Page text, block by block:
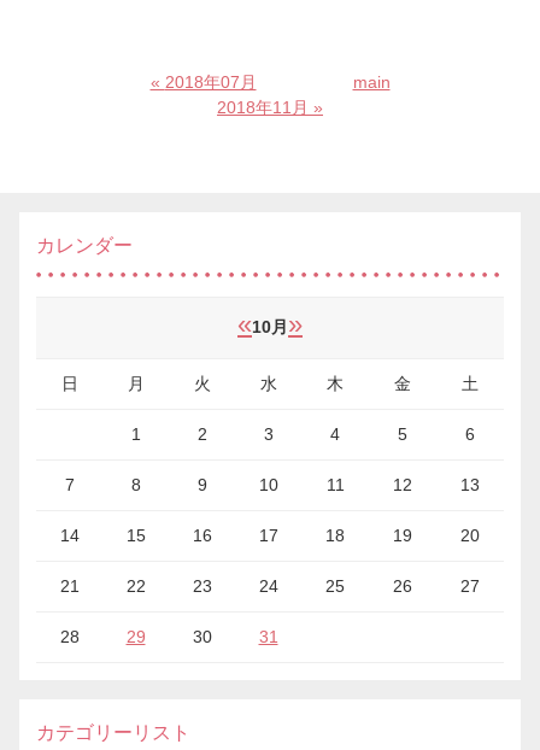
« 2018年07月
main
2018年11月 »
カレンダー
«10月 »
日 月 火 水 木 金 土
1 2 3 4 5 6
7 8 9 10 11 12 13
14 15 16 17 18 19 20
21 22 23 24 25 26 27
28 29 30 31
カテゴリーリスト